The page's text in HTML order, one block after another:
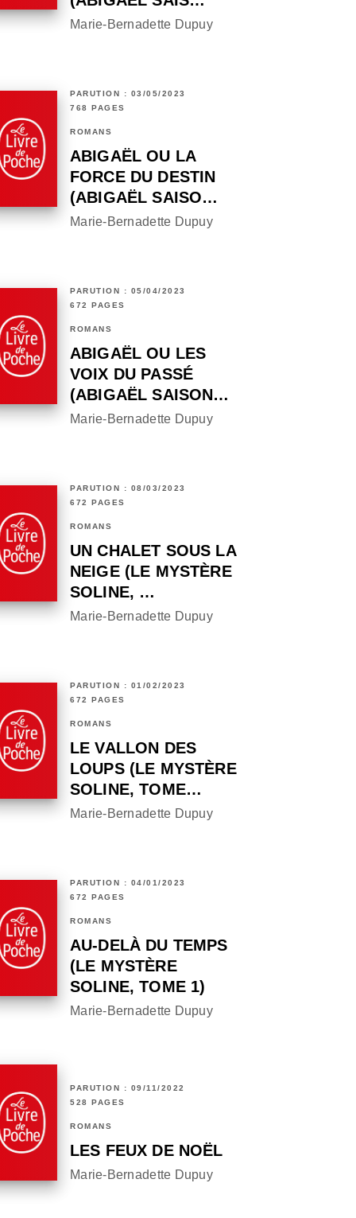
Marie-Bernadette Dupuy
PARUTION : 03/05/2023
768 PAGES
ROMANS
ABIGAËL OU LA
FORCE DU DESTIN
(ABIGAËL SAISO…
Marie-Bernadette Dupuy
PARUTION : 05/04/2023
672 PAGES
ROMANS
ABIGAËL OU LES
VOIX DU PASSÉ
(ABIGAËL SAISON…
Marie-Bernadette Dupuy
PARUTION : 08/03/2023
672 PAGES
ROMANS
UN CHALET SOUS LA
NEIGE (LE MYSTÈRE
SOLINE, …
Marie-Bernadette Dupuy
PARUTION : 01/02/2023
672 PAGES
ROMANS
LE VALLON DES
LOUPS (LE MYSTÈRE
SOLINE, TOME…
Marie-Bernadette Dupuy
PARUTION : 04/01/2023
672 PAGES
ROMANS
AU-DELÀ DU TEMPS
(LE MYSTÈRE
SOLINE, TOME 1)
Marie-Bernadette Dupuy
PARUTION : 09/11/2022
528 PAGES
ROMANS
LES FEUX DE NOËL
Marie-Bernadette Dupuy